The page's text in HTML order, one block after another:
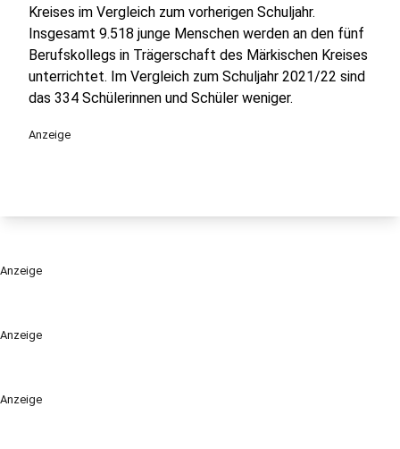
Anzeige
Anzeige
Kreises im Vergleich zum vorherigen Schuljahr.
Insgesamt 9.518 junge Menschen werden an den fünf
Berufskollegs in Trägerschaft des Märkischen Kreises
unterrichtet. Im Vergleich zum Schuljahr 2021/22 sind
das 334 Schülerinnen und Schüler weniger.
Anzeige
Anzeige